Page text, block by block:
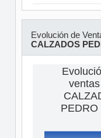
Evolución de
CALZADOS
PEDRO